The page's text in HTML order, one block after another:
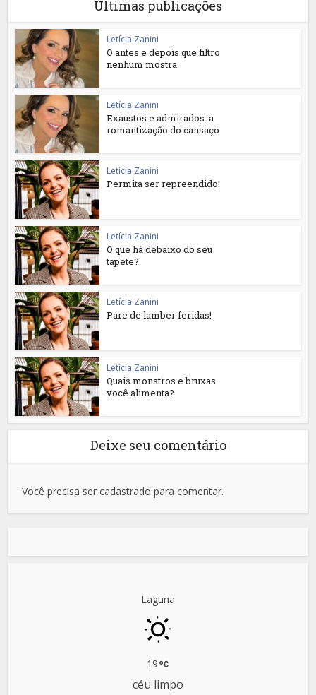
Últimas publicações
Letícia Zanini
O antes e depois que filtro
nenhum mostra
Letícia Zanini
Exaustos e admirados: a
romantização do cansaço
Letícia Zanini
Permita ser repreendido!
Letícia Zanini
O que há debaixo do seu
tapete?
Letícia Zanini
Pare de lamber feridas!
Letícia Zanini
Quais monstros e bruxas
você alimenta?
Deixe seu comentário
Você precisa ser cadastrado para comentar.
Laguna
19
céu limpo